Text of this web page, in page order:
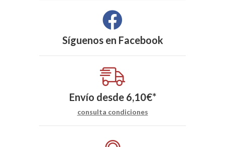
Síguenos en Facebook
Envío desde 6,10€*
consulta condiciones